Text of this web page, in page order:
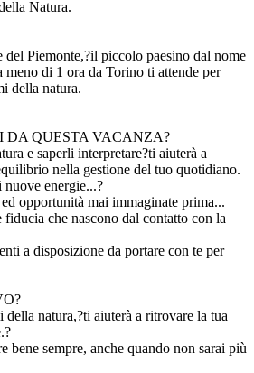
Natura.
Piemonte,?il piccolo paesino dal nome
di 1 ora da Torino ti attende per
della natura.
DA QUESTA VACANZA?
e saperli interpretare?ti aiuterà a
nella gestione del tuo quotidiano.
nuove energie...?
opportunità mai immaginate prima...
che nascono dal contatto con la
a disposizione da portare con te per
natura,?ti aiuterà a ritrovare la tua
bene sempre, anche quando non sarai più